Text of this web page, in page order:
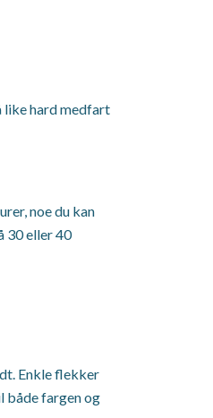
like hard medfart
noe du kan
30 eller 40
Enkle flekker
både fargen og